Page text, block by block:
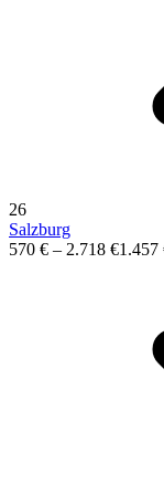
26
Salzburg
570 € – 2.718 €1.457